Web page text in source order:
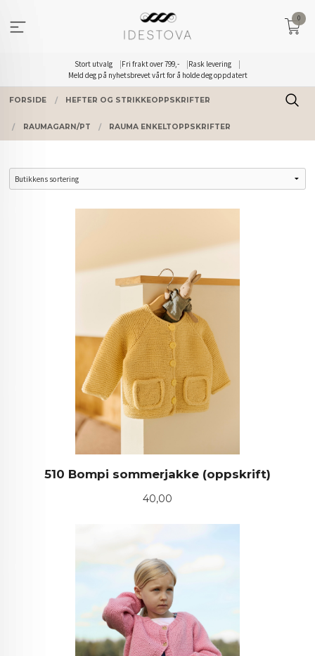
innholdet
Stort utvalg Fri frakt over 799,-
Rask levering
Meld deg på nyhetsbrevet vårt for å holde deg oppdatert
0
FORSIDE HEFTER OG STRIKKEOPPSKRIFTER
RAUMAGARN/PT RAUMA ENKELTOPPSKRIFTER
510 Bompi sommerjakke (oppskrift)
Pris
40,00